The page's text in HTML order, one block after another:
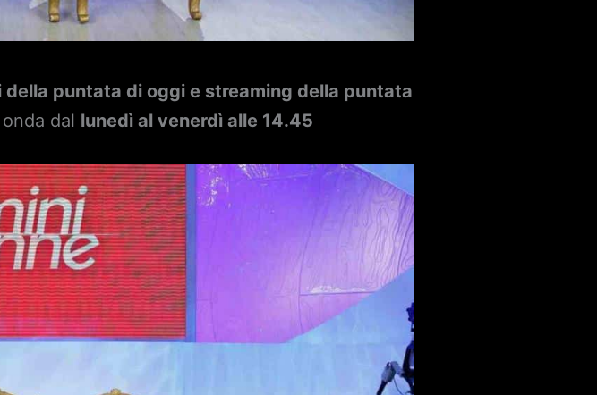
puntata di oggi e streaming della puntata
dal lunedì al venerdì alle 14.45